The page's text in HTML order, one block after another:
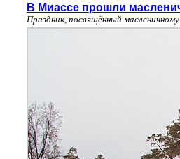
В Миассе прошли
Праздник, посвящённый